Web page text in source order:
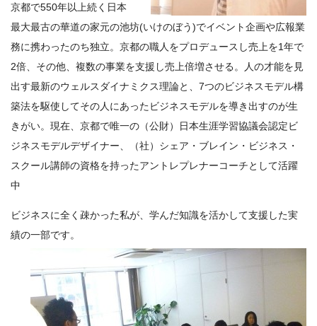
京都で550年以上続く日本
最大最古の華道の家元の池坊(いけのぼう)でイベント企画や広報業
務に携わったのち独立。京都の職人をプロデュースし売上を1年で
2倍、その他、複数の事業を支援し売上倍増させる。人の才能を見
出す最新のウェルスダイナミクス理論と、7つのビジネスモデル構
築法を駆使してその人にあったビジネスモデルを導き出すのが生
きがい。現在、京都で唯一の（公財）日本生涯学習協議会認定ビ
ジネスモデルデザイナー、（社）シェア・ブレイン・ビジネス・
スクール講師の資格を持ったアントレプレナーコーチとして活躍
中
ビジネスに全く疎かった私が、学んだ知識を活かして支援した実
績の一部です。